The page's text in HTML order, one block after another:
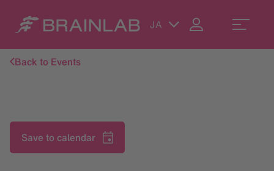
JA
Back to Events
Save to calendar